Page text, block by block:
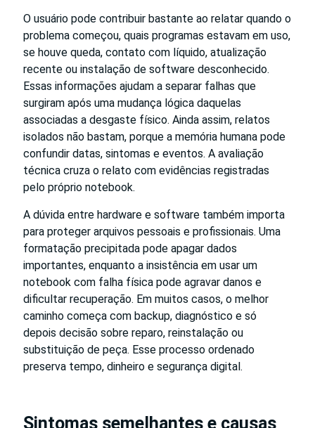
O usuário pode contribuir bastante ao relatar quando o
problema começou, quais programas estavam em uso,
se houve queda, contato com líquido, atualização
recente ou instalação de software desconhecido.
Essas informações ajudam a separar falhas que
surgiram após uma mudança lógica daquelas
associadas a desgaste físico. Ainda assim, relatos
isolados não bastam, porque a memória humana pode
confundir datas, sintomas e eventos. A avaliação
técnica cruza o relato com evidências registradas
pelo próprio notebook.
A dúvida entre hardware e software também importa
para proteger arquivos pessoais e profissionais. Uma
formatação precipitada pode apagar dados
importantes, enquanto a insistência em usar um
notebook com falha física pode agravar danos e
dificultar recuperação. Em muitos casos, o melhor
caminho começa com backup, diagnóstico e só
depois decisão sobre reparo, reinstalação ou
substituição de peça. Esse processo ordenado
preserva tempo, dinheiro e segurança digital.
Sintomas semelhantes e causas